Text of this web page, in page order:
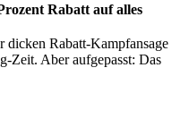
Rabatt auf alles
dicken Rabatt-Kampfansage
Zeit. Aber aufgepasst: Das